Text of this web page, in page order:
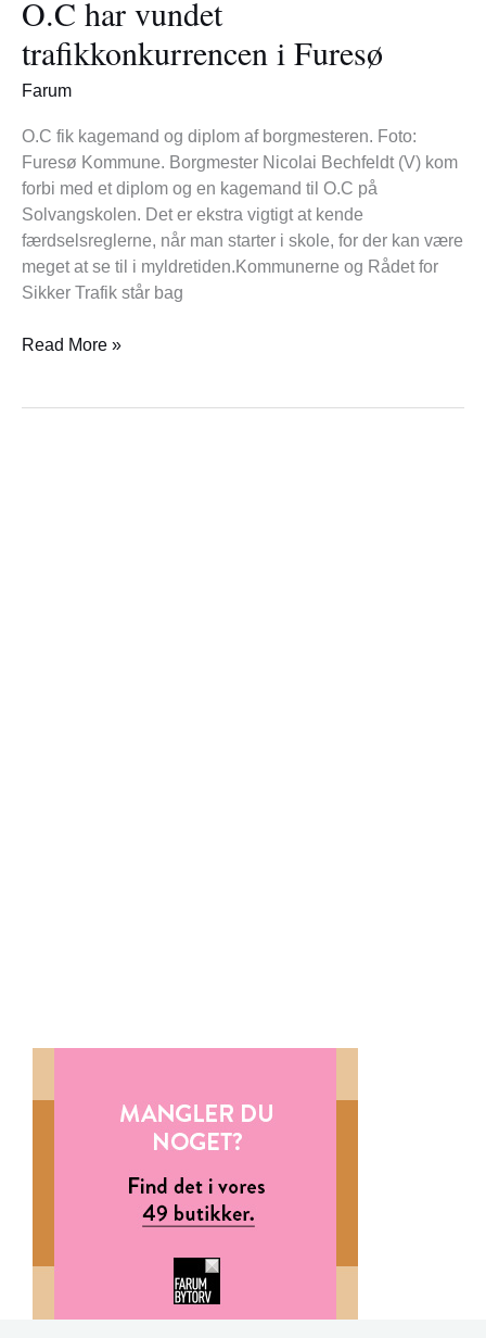
O.C har vundet
trafikkonkurrencen i Furesø
Farum
O.C fik kagemand og diplom af borgmesteren. Foto:
Furesø Kommune. Borgmester Nicolai Bechfeldt (V) kom
forbi med et diplom og en kagemand til O.C på
Solvangskolen. Det er ekstra vigtigt at kende
færdselsreglerne, når man starter i skole, for der kan være
meget at se til i myldretiden.Kommunerne og Rådet for
Sikker Trafik står bag
vundet
trafikkonkurrencen
i
Furesø
Read More »